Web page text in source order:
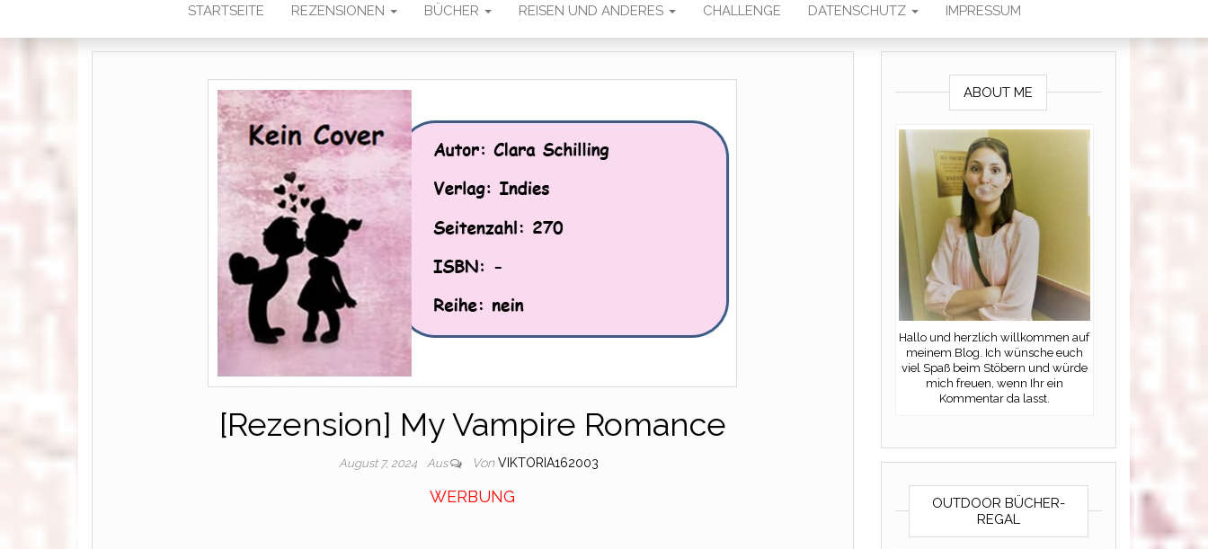
STARTSEITE REZENSIONEN BÜCHER REISEN UND ANDERES CHALLENGE DATENSCHUTZ IMPRESSUM
[Rezension] My Vampire Romance
August 7, 2024 Aus Von VIKTORIA162003
WERBUNG
ABOUT ME
Hallo und herzlich willkommen auf
meinem Blog. Ich wünsche euch
viel Spaß beim Stöbern und würde
mich freuen, wenn Ihr ein
Kommentar da lasst.
OUTDOOR BÜCHER-
REGAL